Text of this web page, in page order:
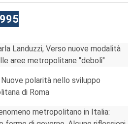
Landuzzi, Verso nuove modalità
aree metropolitane "deboli"
polarità nello sviluppo
di Roma
metropolitano in Italia: